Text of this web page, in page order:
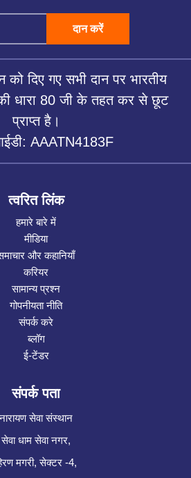
दान करें
को दिए गए सभी दान पर भारतीय
धारा 80 जी के तहत कर से छूट
प्राप्त है।
AAATN4183F
त्वरित लिंक
हमारे बारे में
मीडिया
और कहानियाँ
करियर
सामान्य प्रश्न
गोपनीयता नीति
संपर्क करे
ब्लॉग
ई-टेंडर
संपर्क पता
नारायण सेवा संस्थान
सेवा धाम सेवा नगर,
मगरी, सेक्टर -4,